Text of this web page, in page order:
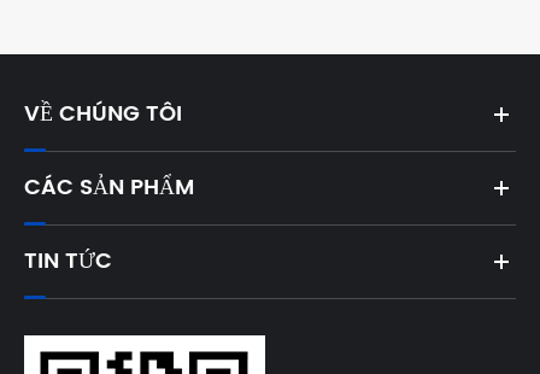
VỀ CHÚNG TÔI
CÁC SẢN PHẨM
TIN TỨC